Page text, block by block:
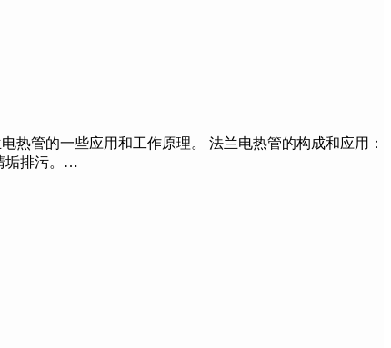
管的一些应用和工作原理。 法兰电热管的构成和应用：
垢排污。…